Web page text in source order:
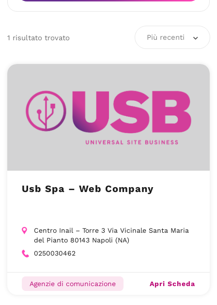
1 risultato trovato Più recenti
Usb Spa – Web Company
Centro Inail – Torre 3 Via Vicinale Santa Maria
del Pianto 80143 Napoli (NA)
0250030462
Agenzie di comunicazione Apri Scheda